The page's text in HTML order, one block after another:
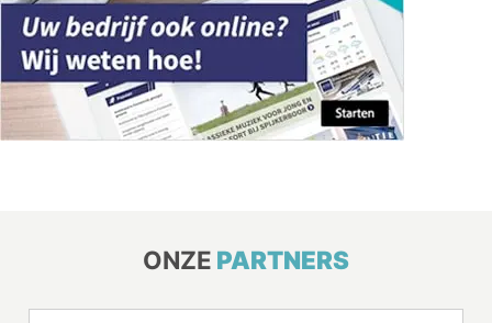
ONZE PARTNERS